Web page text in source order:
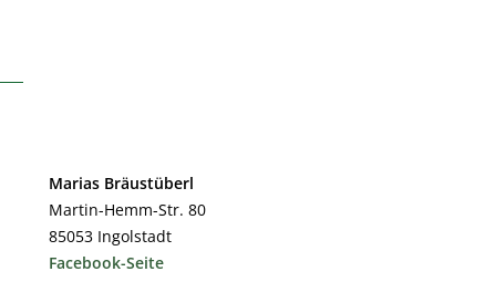
Marias Bräustüberl
Martin-Hemm-Str. 80
85053 Ingolstadt
Facebook-Seite